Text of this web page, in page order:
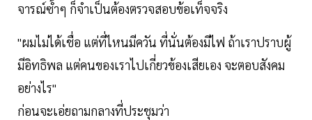
จารณ์ซ้ำๆ ก็จำเป็นต้องตรวจสอบข้อเท็จจริง
"ผมไม่ได้เชื่อ แต่ที่ไหนมีควัน ที่นั่นต้องมีไฟ ถ้าเราปราบผู้
มีอิทธิพล แต่คนของเราไปเกี่ยวข้องเสียเอง จะตอบสังคม
อย่างไร"
ก่อนจะเอ่ยถามกลางที่ประชุมว่า